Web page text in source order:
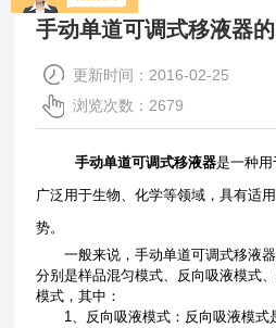
手动单道可调式移液器
更新时间：2016-02-25
浏览次数：2679
手动单道可调式移液器是一种
广泛用于生物、化学等领域，具有适
势。
一般来说，手动单道可调式移液器
分别是样品混匀模式、反向吸液模式
模式，其中：
1、反向吸液模式：反向吸液模式